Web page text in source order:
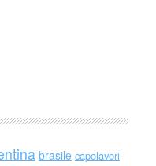
brasile capolavori